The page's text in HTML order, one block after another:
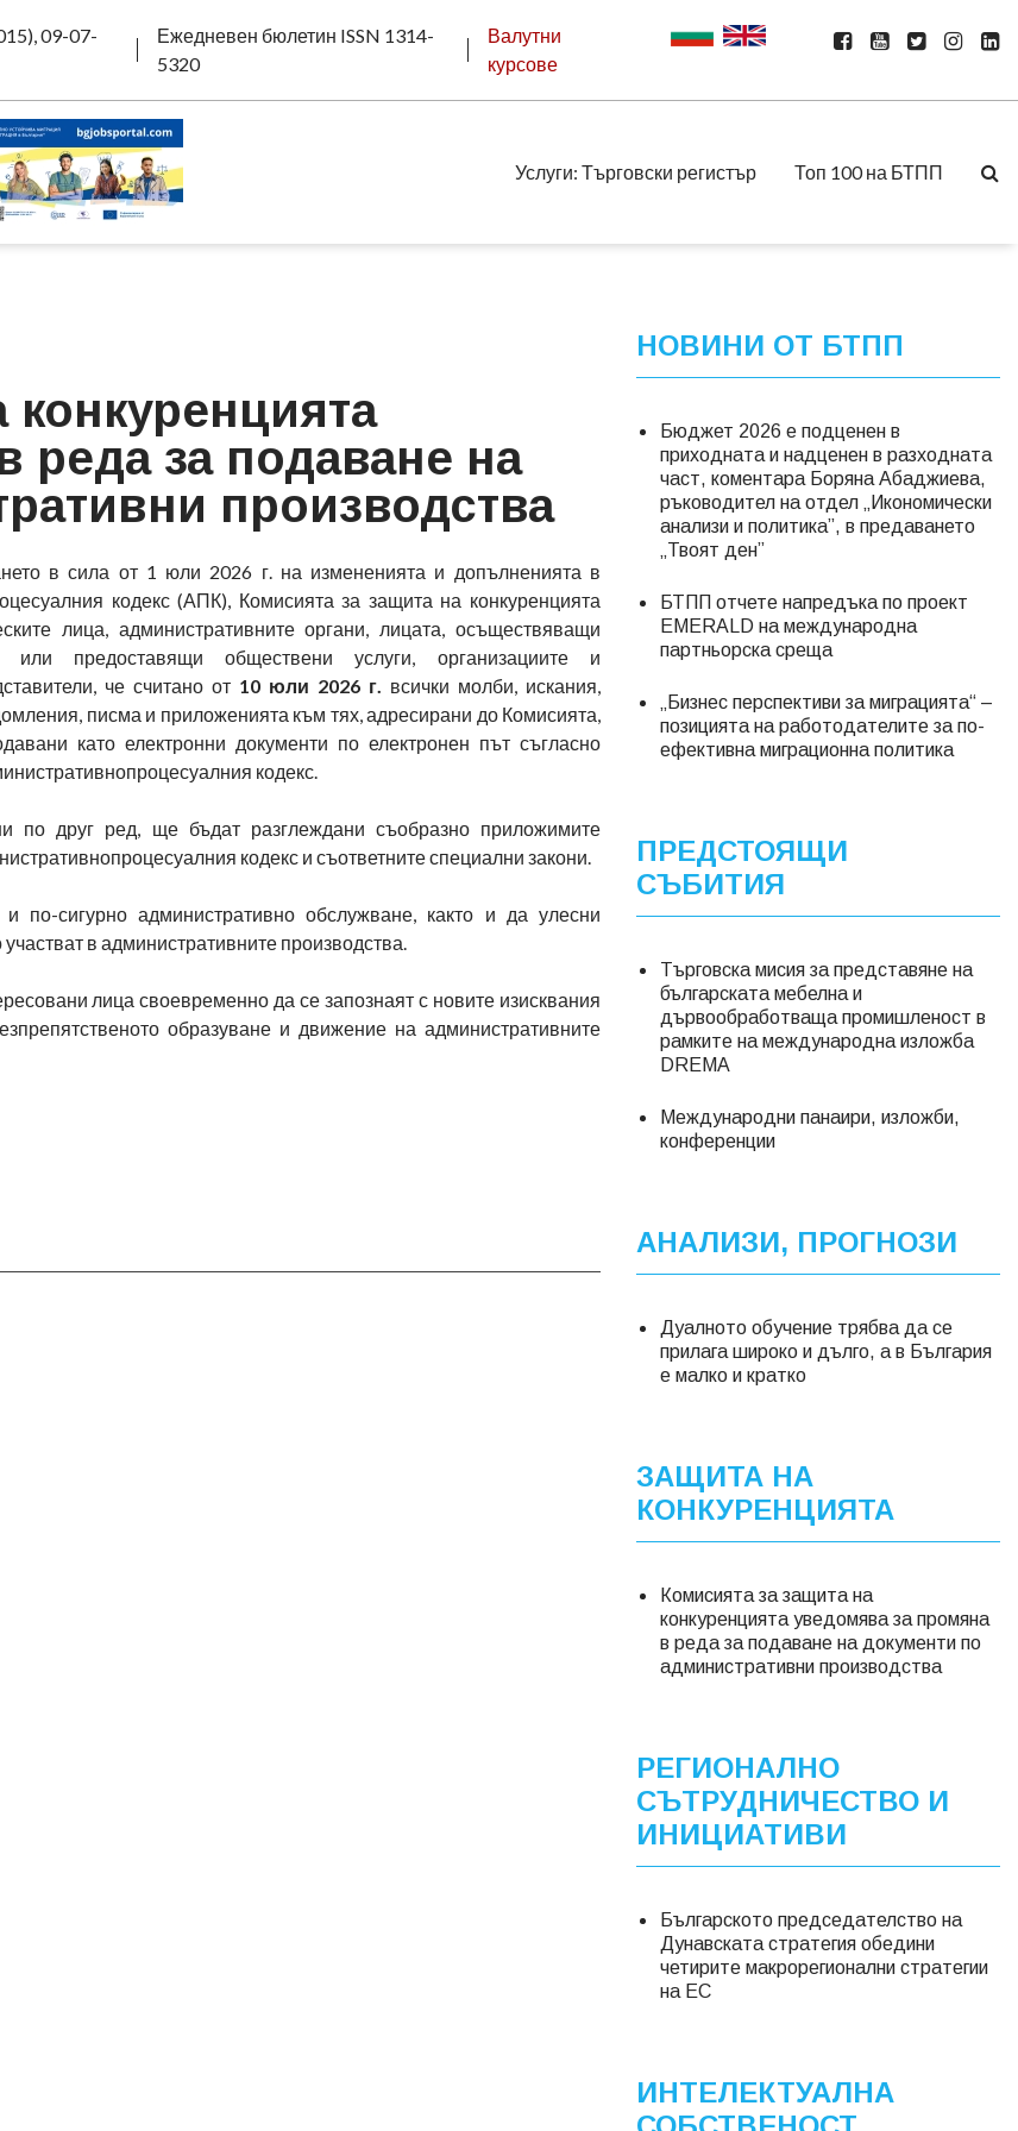
09-07-
Ежедневен бюлетин ISSN 1314-
5320
Валутни
курсове
Услуги: Търговски регистър Топ 100 на БТПП
конкуренцията
реда за подаване на
производства
в сила от 1 юли 2026 г. на измененията и допълненията в
кодекс (АПК), Комисията за защита на конкуренцията
лица, административните органи, лицата, осъществяващи
или предоставящи обществени услуги, организациите и
че считано от 10 юли 2026 г.
всички молби, искания,
писма и приложенията към тях, адресирани до Комисията,
като електронни документи по електронен път съгласно
кодекс.
по друг ред, ще бъдат разглеждани съобразно приложимите
кодекс и съответните специални закони.
сигурно административно обслужване, както и да улесни
в административните производства.
лица своевременно да се запознаят с новите изисквания
образуване и движение на административните
НОВИНИ ОТ БТПП
Бюджет 2026 е подценен в
приходната и надценен в разходната
част, коментара Боряна Абаджиева,
ръководител на отдел „Икономически
анализи и политика”, в предаването
„Твоят ден”
БТПП отчете напредъка по проект
EMERALD на международна
партньорска среща
„Бизнес перспективи за миграцията“ –
позицията на работодателите за по-
ефективна миграционна политика
ПРЕДСТОЯЩИ
СЪБИТИЯ
Търговска мисия за представяне на
българската мебелна и
дървообработваща промишленост в
рамките на международна изложба
DREMA
Международни панаири, изложби,
конференции
АНАЛИЗИ, ПРОГНОЗИ
Дуалното обучение трябва да се
прилага широко и дълго, а в България
е малко и кратко
ЗАЩИТА НА
КОНКУРЕНЦИЯТА
Комисията за защита на
конкуренцията уведомява за промяна
в реда за подаване на документи по
административни производства
РЕГИОНАЛНО
СЪТРУДНИЧЕСТВО И
ИНИЦИАТИВИ
Българското председателство на
Дунавската стратегия обедини
четирите макрорегионални стратегии
на ЕС
ИНТЕЛЕКТУАЛНА